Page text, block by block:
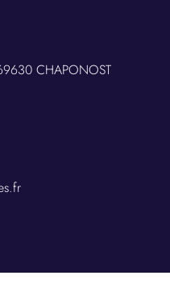
CHAPONOST